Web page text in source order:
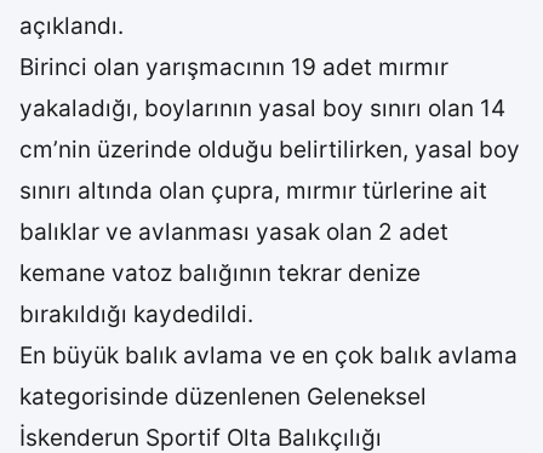
açıklandı.
Birinci olan yarışmacının 19 adet mırmır
yakaladığı, boylarının yasal boy sınırı olan 14
cm’nin üzerinde olduğu belirtilirken, yasal boy
sınırı altında olan çupra, mırmır türlerine ait
balıklar ve avlanması yasak olan 2 adet
kemane vatoz balığının tekrar denize
bırakıldığı kaydedildi.
En büyük balık avlama ve en çok balık avlama
kategorisinde düzenlenen Geleneksel
İskenderun Sportif Olta Balıkçılığı